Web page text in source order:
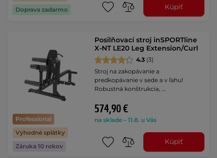
Doprava zadarmo
Kúpiť
Professional
Výhodné splátky
Záruka 10 rokov
Posilňovací stroj inSPORTline
X-NT LE20 Leg Extension/Curl
4.3 (3)
Stroj na zakopávanie a
predkopávanie v sede a v ľahu!
Robustná konštrukcia, …
574,90 €
na sklade – 11.8. u Vás
Kúpiť